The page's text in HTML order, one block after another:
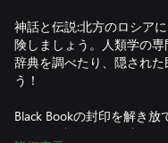
神話と伝説:北方のロシア
険しましょう。人類学の
辞典を調べたり、隠され
う！
Black Bookの封印を解き
ょう！物語を進める中で